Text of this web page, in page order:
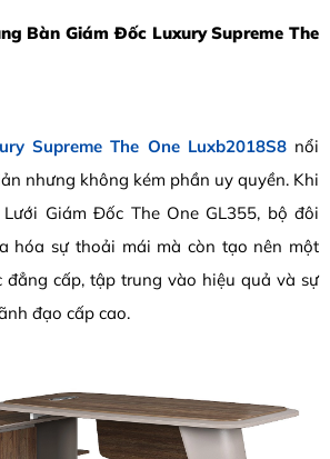
Bàn Giám Đốc Luxury Supreme The
Supreme The One Luxb2018S8nổi
nhưng không kém phần uy quyền. Khi
Giám Đốc The One GL355, bộ đôi
hóa sự thoải mái mà còn tạo nên một
đẳng cấp, tập trung vào hiệu quả và sự
đạo cấp cao.